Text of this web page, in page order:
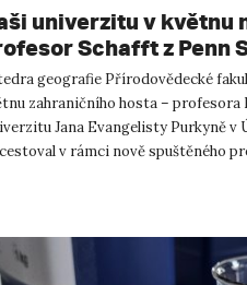
univerzitu v květnu
Schafft z Penn
geografie Přírodovědecké
zahraničního hosta – profesora
Jana Evangelisty Purkyně v
v rámci nově spuštěného